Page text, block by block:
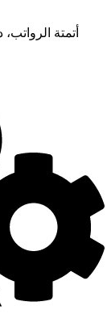
أتمتة